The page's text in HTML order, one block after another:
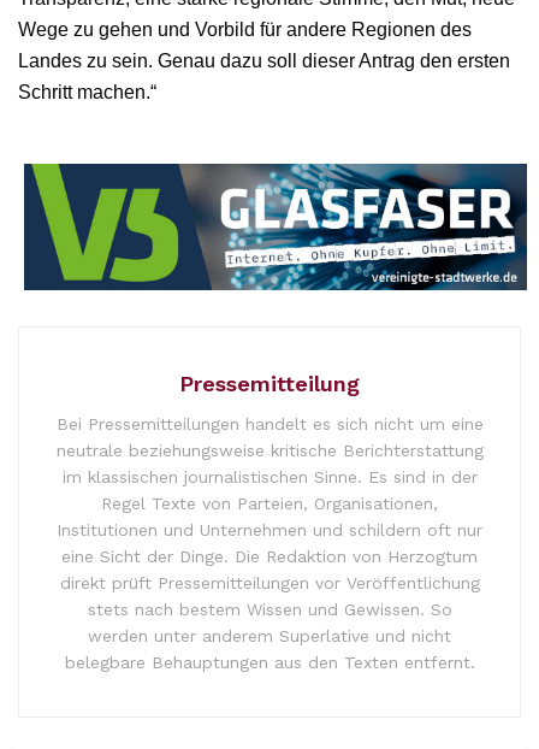
Wege zu gehen und Vorbild für andere Regionen des
Landes zu sein. Genau dazu soll dieser Antrag den ersten
Schritt machen.“
Pressemitteilung
Bei Pressemitteilungen handelt es sich nicht um eine
neutrale beziehungsweise kritische Berichterstattung
im klassischen journalistischen Sinne. Es sind in der
Regel Texte von Parteien, Organisationen,
Institutionen und Unternehmen und schildern oft nur
eine Sicht der Dinge. Die Redaktion von Herzogtum
direkt prüft Pressemitteilungen vor Veröffentlichung
stets nach bestem Wissen und Gewissen. So
werden unter anderem Superlative und nicht
belegbare Behauptungen aus den Texten entfernt.